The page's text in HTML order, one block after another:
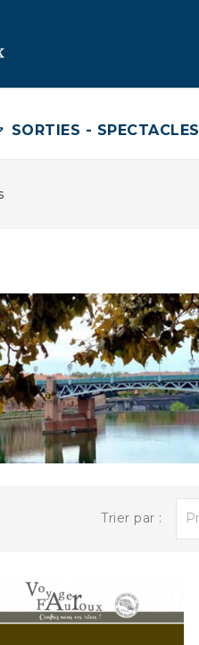
SORTIES - SPECTACLES
Trier par :